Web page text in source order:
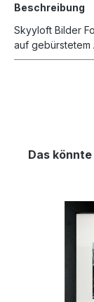
Beschreibung
Skyyloft Bilder
auf gebürstetem
Das